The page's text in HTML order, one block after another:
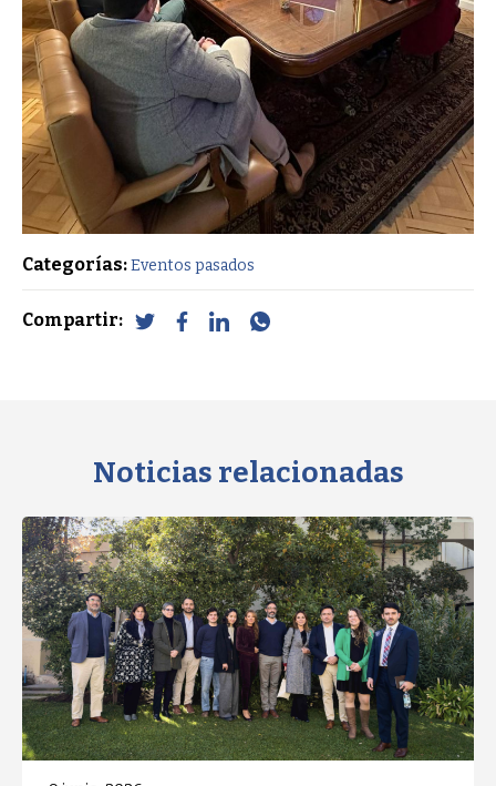
Categorías:Eventos pasados
Compartir:
Noticias relacionadas